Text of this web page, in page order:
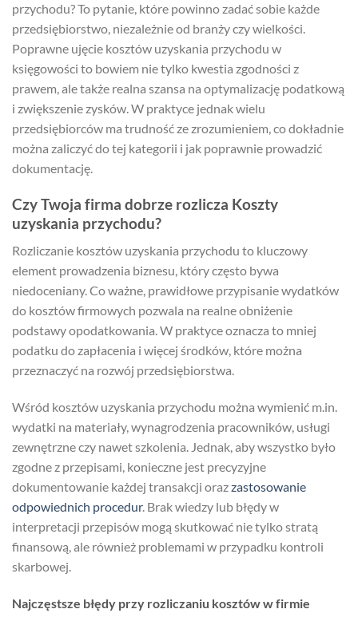
przychodu? To pytanie, które powinno zadać sobie każde
przedsiębiorstwo, niezależnie od branży czy wielkości.
Poprawne ujęcie kosztów uzyskania przychodu w
księgowości to bowiem nie tylko kwestia zgodności z
prawem, ale także realna szansa na optymalizację podatkową
i zwiększenie zysków. W praktyce jednak wielu
przedsiębiorców ma trudność ze zrozumieniem, co dokładnie
można zaliczyć do tej kategorii i jak poprawnie prowadzić
dokumentację.
Czy Twoja firma dobrze rozlicza Koszty
uzyskania przychodu?
Rozliczanie kosztów uzyskania przychodu to kluczowy
element prowadzenia biznesu, który często bywa
niedoceniany. Co ważne, prawidłowe przypisanie wydatków
do kosztów firmowych pozwala na realne obniżenie
podstawy opodatkowania. W praktyce oznacza to mniej
podatku do zapłacenia i więcej środków, które można
przeznaczyć na rozwój przedsiębiorstwa.
Wśród kosztów uzyskania przychodu można wymienić m.in.
wydatki na materiały, wynagrodzenia pracowników, usługi
zewnętrzne czy nawet szkolenia. Jednak, aby wszystko było
zgodne z przepisami, konieczne jest precyzyjne
dokumentowanie każdej transakcji orazzastosowanie
odpowiednich procedur. Brak wiedzy lub błędy w
interpretacji przepisów mogą skutkować nie tylko stratą
finansową, ale również problemami w przypadku kontroli
skarbowej.
Najczęstsze błędy przy rozliczaniu kosztów w firmie